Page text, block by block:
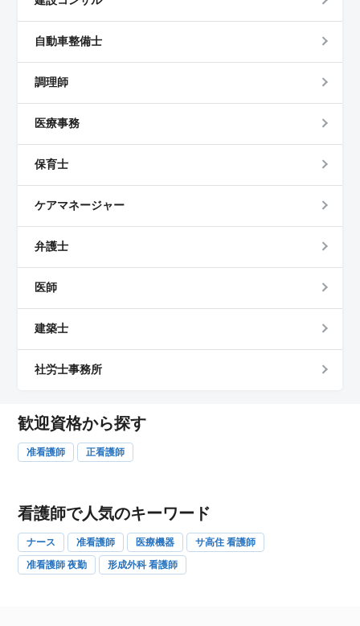
自動車整備士
調理師
医療事務
保育士
ケアマネージャー
弁護士
医師
建築士
社労士事務所
歓迎資格から探す
准看護師 正看護師
看護師で人気のキーワード
ナース 准看護師 医療機器
サ高住 看護師
准看護師 夜勤
形成外科 看護師